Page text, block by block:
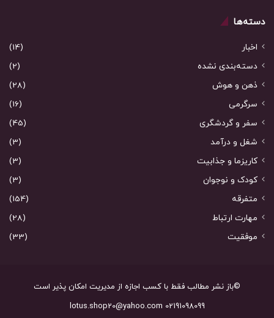
دسته‌ها
اخبار
(14)
دسته‌بندی نشده
(2)
ذهن و هوش
(28)
سرگرمی
(16)
سفر و گردشگری
(45)
شغل و درآمد
(3)
کاریزما و جذابیت
(3)
کودک و نوجوان
(3)
متفرقه
(154)
مهارت ارتباط
(28)
موفقیت
(33)
©باز نشر مطالب فقط با کسب اجازه از مدیریت امکان پذیر است
02191098099 lotus.shop20@yahoo.com